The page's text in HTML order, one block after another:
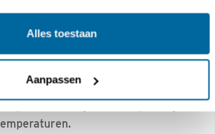
Alles toestaan
Aanpassen
Nederland